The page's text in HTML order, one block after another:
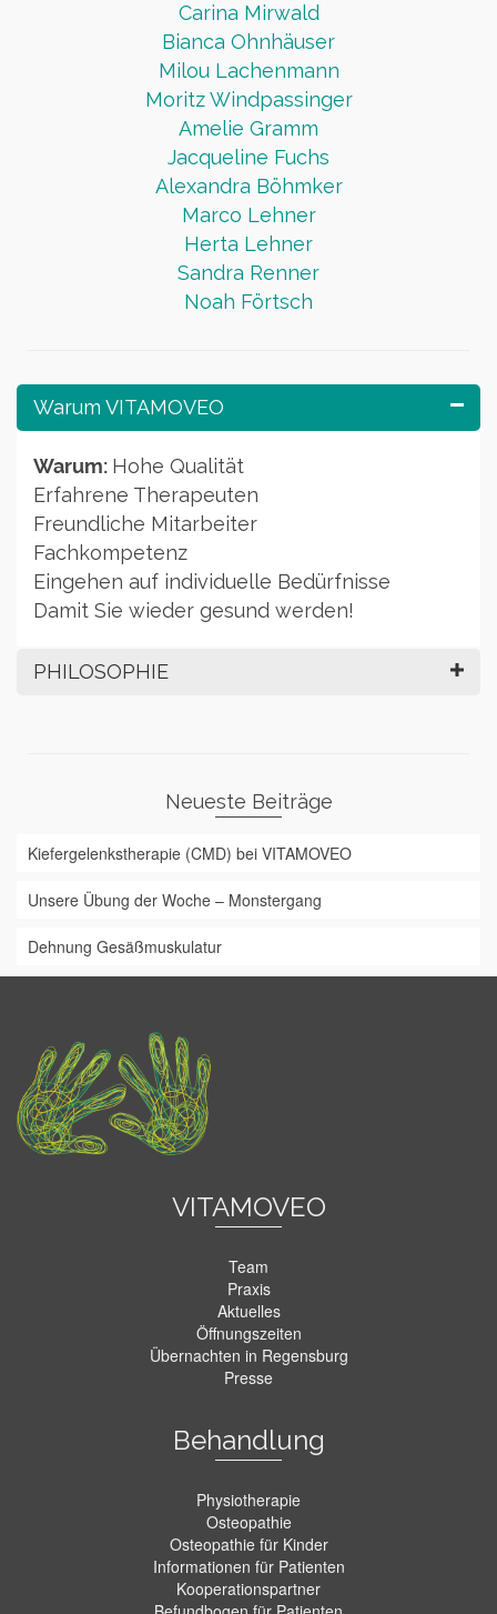
Carina Mirwald
Bianca Ohnhäuser
Milou Lachenmann
Moritz Windpassinger
Amelie Gramm
Jacqueline Fuchs
Alexandra Böhmker
Marco Lehner
Herta Lehner
Sandra Renner
Noah Förtsch
Warum VITAMOVEO
Warum: Hohe Qualität
Erfahrene Therapeuten
Freundliche Mitarbeiter
Fachkompetenz
Eingehen auf individuelle Bedürfnisse
Damit Sie wieder gesund werden!
PHILOSOPHIE
Neueste Beiträge
Kiefergelenkstherapie (CMD) bei VITAMOVEO
Unsere Übung der Woche – Monstergang
Dehnung Gesäßmuskulatur
VITAMOVEO
Team
Praxis
Aktuelles
Öffnungszeiten
Übernachten in Regensburg
Presse
Behandlung
Physiotherapie
Osteopathie
Osteopathie für Kinder
Informationen für Patienten
Kooperationspartner